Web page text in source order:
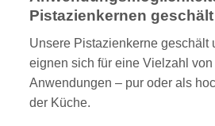
Pistazienkernen
Unsere Pistazienkerne geschält
eignen sich für eine Vielzahl
Anwendungen – pur oder als
der Küche.